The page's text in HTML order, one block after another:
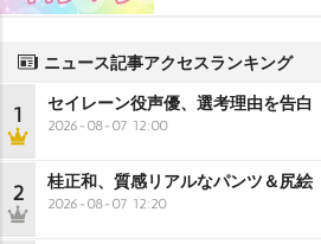
ニュース記事アクセスランキング
1 セイレーン役声優、選考理由を告白
2026-08-07 12:00
2 桂正和、質感リアルなパンツ＆尻絵
2026-08-07 12:20